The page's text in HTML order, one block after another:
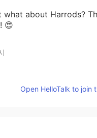
about Harrods?
😍
Open HelloTalk to join